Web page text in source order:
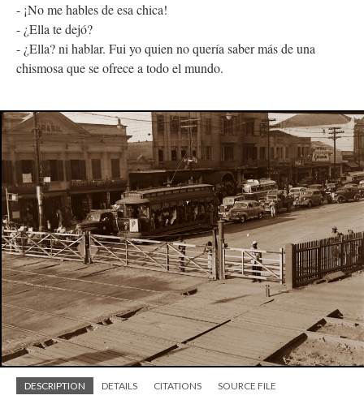
- ¡No me hables de esa chica!
- ¿Ella te dejó?
- ¿Ella? ni hablar. Fui yo quien no quería saber más de una
chismosa que se ofrece a todo el mundo.
DESCRIPTION DETAILS CITATIONS SOURCE FILE